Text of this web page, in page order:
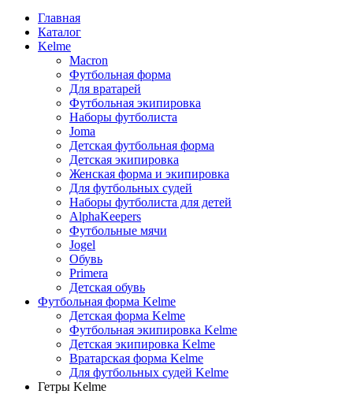
Главная
Каталог
Kelme
Macron
Футбольная форма
Для вратарей
Футбольная экипировка
Наборы футболиста
Joma
Детская футбольная форма
Детская экипировка
Женская форма и экипировка
Для футбольных судей
Наборы футболиста для детей
AlphaKeepers
Футбольные мячи
Jogel
Обувь
Primera
Детская обувь
Футбольная форма Kelme
Детская форма Kelme
Футбольная экипировка Kelme
Детская экипировка Kelme
Вратарская форма Kelme
Для футбольных судей Kelme
Гетры Kelme